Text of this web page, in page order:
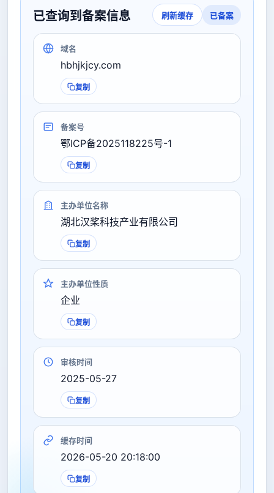
已查询到备案信息 刷新缓存 已备案
域名
hbhjkjcy.com
复制
备案号
鄂ICP备2025118225号-1
复制
主办单位名称
湖北汉桨科技产业有限公司
复制
主办单位性质
企业
复制
审核时间
2025-05-27
复制
缓存时间
2026-05-20 20:18:00
复制